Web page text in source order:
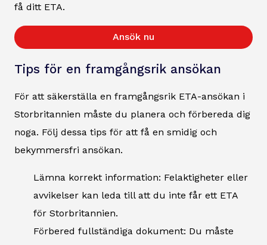
få ditt ETA.
Ansök nu
Tips för en framgångsrik ansökan
För att säkerställa en framgångsrik ETA-ansökan i
Storbritannien måste du planera och förbereda dig
noga. Följ dessa tips för att få en smidig och
bekymmersfri ansökan.
Lämna korrekt information: Felaktigheter eller
avvikelser kan leda till att du inte får ett ETA
för Storbritannien.
Förbered fullständiga dokument: Du måste